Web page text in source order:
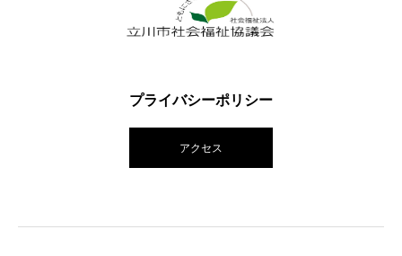
プライバシーポリシー
アクセス